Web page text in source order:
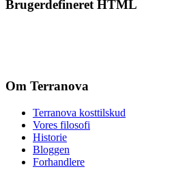
Brugerdefineret HTML
Om Terranova
Terranova kosttilskud
Vores filosofi
Historie
Bloggen
Forhandlere